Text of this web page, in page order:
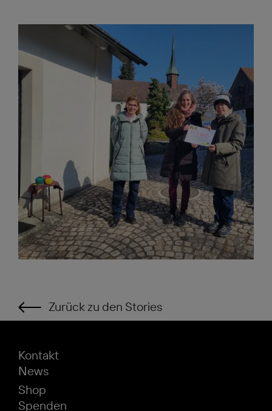
Zurück zu den Stories
Kontakt
News
Shop
Spenden